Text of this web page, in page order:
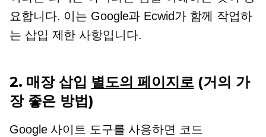
요합니다. 이는 Google과 Ecwid가 함께 작업하
는 삽입 제한 사항입니다.
2. 매장 삽입 별도의 페이지로(거의 가
장 좋은 방법)
Google 사이트 도구를 사용하면 코드